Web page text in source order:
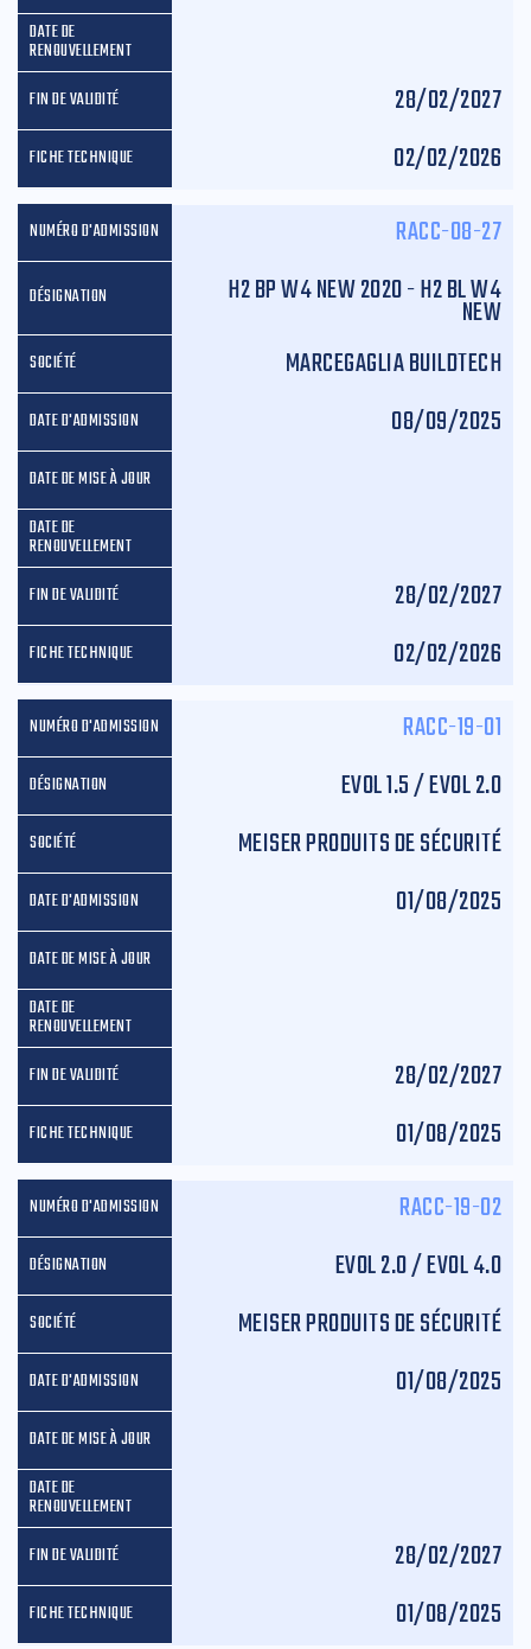
28/02/2027
02/02/2026
RACC-08-27
H2 BP W4 NEW 2020 - H2 BL W4
NEW
MARCEGAGLIA BUILDTECH
08/09/2025
28/02/2027
02/02/2026
RACC-19-01
EVOL 1.5 / EVOL 2.0
MEISER PRODUITS DE SÉCURITÉ
01/08/2025
28/02/2027
01/08/2025
RACC-19-02
EVOL 2.0 / EVOL 4.0
MEISER PRODUITS DE SÉCURITÉ
01/08/2025
28/02/2027
01/08/2025